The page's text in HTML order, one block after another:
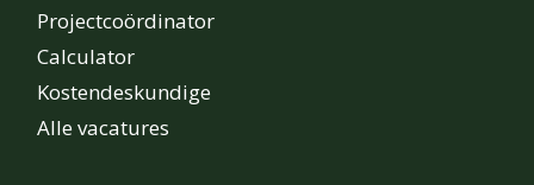
Projectcoördinator
Calculator
Kostendeskundige
Alle vacatures